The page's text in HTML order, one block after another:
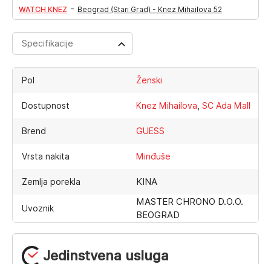
WATCH KNEZ - Beograd (Stari Grad) - Knez Mihailova 52
Jedinstvena usluga
Specifikacije
Pol Ženski
Dostupnost Knez Mihailova, SC Ada Mall
Brend GUESS
Vrsta nakita Minđuše
Zemlja porekla KINA
Uvoznik
MASTER CHRONO D.O.O.
BEOGRAD